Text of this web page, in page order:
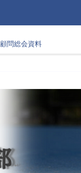
顧問総会資料